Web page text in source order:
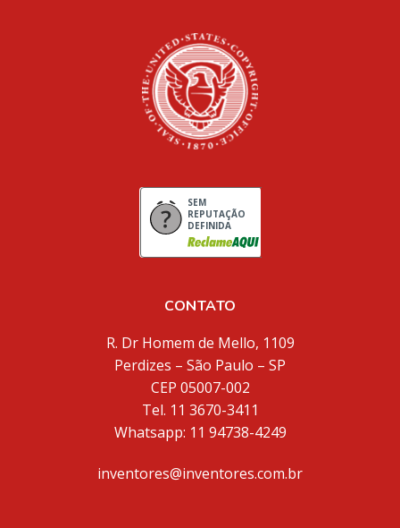
SEM
REPUTAÇÃO
DEFINIDA
CONTATO
R. Dr Homem de Mello, 1109
Perdizes – São Paulo – SP
CEP 05007-002
Tel. 11 3670-3411
Whatsapp: 11 94738-4249
inventores@inventores.com.br